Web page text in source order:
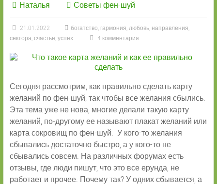
Наталья Советы фен-шуй
21.01.2022 богатство, гармония, любовь, направления,
сектора, счастье, успех 4 комментария
Сегодня рассмотрим, как правильно сделать карту
желаний по фен-шуй, так чтобы все желания сбылись.
Эта тема уже не нова, многие делали такую карту
желаний, по-другому ее называют плакат желаний или
карта сокровищ по фен-шуй. У кого-то желания
сбывались достаточно быстро, а у кого-то не
сбывались совсем. На различных форумах есть
отзывы, где люди пишут, что это все ерунда, не
работает и прочее. Почему так? У одних сбывается, а